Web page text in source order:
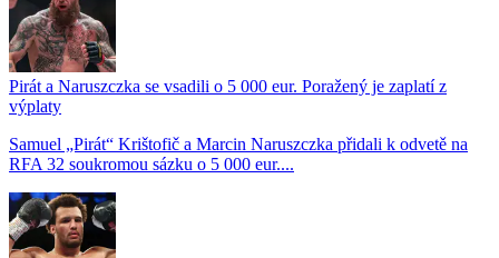
Pirát a Naruszczka se vsadili o 5 000 eur. Poražený je zaplatí z
výplaty
Samuel „Pirát“ Krištofič a Marcin Naruszczka přidali k odvetě na
RFA 32 soukromou sázku o 5 000 eur....